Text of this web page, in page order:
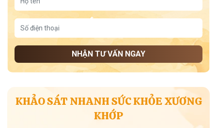
NHẬN TƯ VẤN NGAY
KHẢO SÁT NHANH SỨC KHỎE XƯƠNG
KHỚP